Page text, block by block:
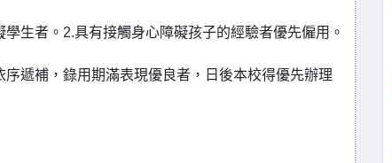
生者。 2.具有接觸身心障礙孩子的經驗者優先僱用。
遞補，錄用期滿表現優良者，日後本校得優先辦理